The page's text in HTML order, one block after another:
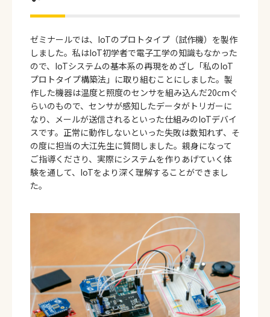
ゼミナールでは、IoTのプロトタイプ（試作機）を製作
しました。私はIoT初学者で電子工学の知識もなかった
ので、IoTシステムの基本系の再現をめざし「私のIoT
プロトタイプ構築法」に取り組むことにしました。製
作した機器は温度と照度のセンサを組み込んだ20cmぐ
らいのもので、センサが感知したデータがトリガーに
なり、メールが送信されるといった仕組みのIoTデバイ
スです。正常に動作しないといった失敗は数知れず、そ
の度に担当の大江先生に質問しました。親身になって
ご指導くださり、実際にシステムを作りあげていく体
験を通して、IoTをより深く理解することができまし
た。